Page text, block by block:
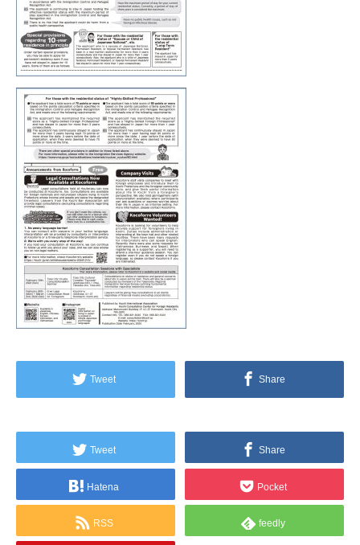
Tweet Share
Tweet Share
Hatena Pocket
RSS feedly